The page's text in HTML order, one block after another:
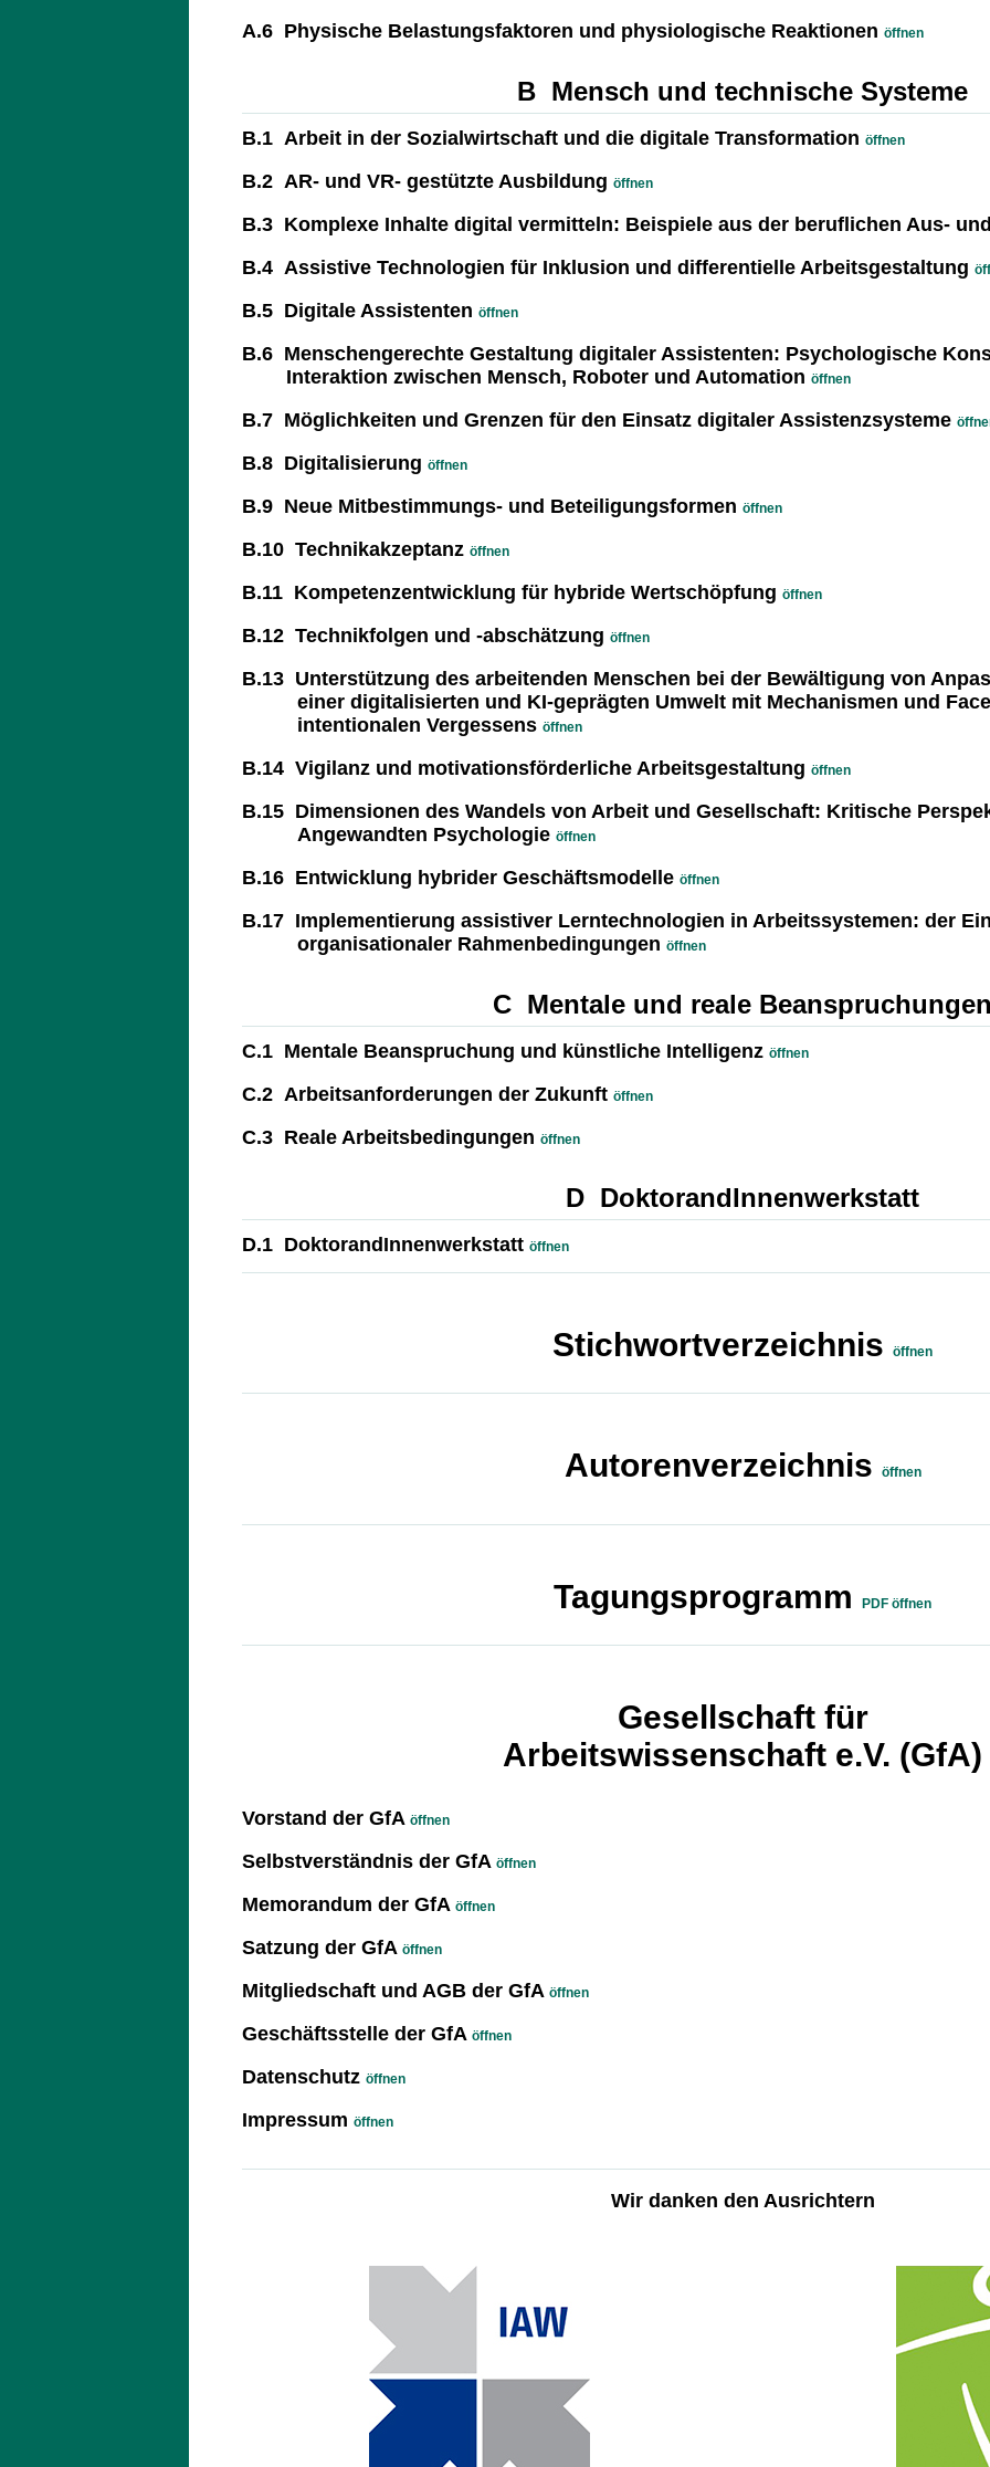
A.6 Physische Belastungsfaktoren und physiologische Reaktionen öffnen
B Mensch und technische Systeme
B.1 Arbeit in der Sozialwirtschaft und die digitale Transformation öffnen
B.2 AR- und VR- gestützte Ausbildung öffnen
B.3 Komplexe Inhalte digital vermitteln: Beispiele aus der beruflichen Aus-
B.4 Assistive Technologien für Inklusion und differentielle Arbeitsgestaltung
B.5 Digitale Assistenten öffnen
B.6 Menschengerechte Gestaltung digitaler Assistenten: Psychologische
Interaktion zwischen Mensch, Roboter und Automation öffnen
B.7 Möglichkeiten und Grenzen für den Einsatz digitaler Assistenzsysteme
B.8 Digitalisierung öffnen
B.9 Neue Mitbestimmungs- und Beteiligungsformen öffnen
B.10 Technikakzeptanz öffnen
B.11 Kompetenzentwicklung für hybride Wertschöpfung öffnen
B.12 Technikfolgen und -abschätzung öffnen
B.13 Unterstützung des arbeitenden Menschen bei der Bewältigung von
einer digitalisierten und KI-geprägten Umwelt mit Mechanismen und
intentionalen Vergessens öffnen
B.14 Vigilanz und motivationsförderliche Arbeitsgestaltung öffnen
B.15 Dimensionen des Wandels von Arbeit und Gesellschaft: Kritische
Angewandten Psychologie öffnen
B.16 Entwicklung hybrider Geschäftsmodelle öffnen
B.17 Implementierung assistiver Lerntechnologien in Arbeitssystemen: der
organisationaler Rahmenbedingungen öffnen
C Mentale und reale
C.1 Mentale Beanspruchung und künstliche Intelligenz öffnen
C.2 Arbeitsanforderungen der Zukunft öffnen
C.3 Reale Arbeitsbedingungen öffnen
D DoktorandInnenwerkstatt
D.1 DoktorandInnenwerkstatt öffnen
Stichwortverzeichnis öffnen
Autorenverzeichnis öffnen
Tagungsprogramm PDF öffnen
Gesellschaft für
Arbeitswissenschaft e.V. (GfA)
Vorstand der GfA öffnen
Selbstverständnis der GfA öffnen
Memorandum der GfA öffnen
Satzung der GfA öffnen
Mitgliedschaft und AGB der GfA öffnen
Geschäftsstelle der GfA öffnen
Datenschutz öffnen
Impressum öffnen
Wir danken den Ausrichtern